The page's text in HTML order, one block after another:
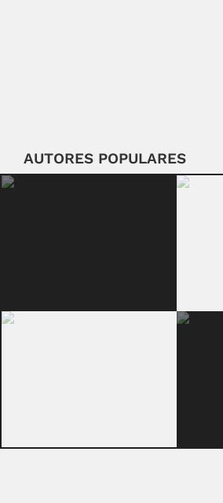
AUTORES POPULARES